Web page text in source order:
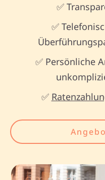
✅
✅
✅ Persönliche
✅